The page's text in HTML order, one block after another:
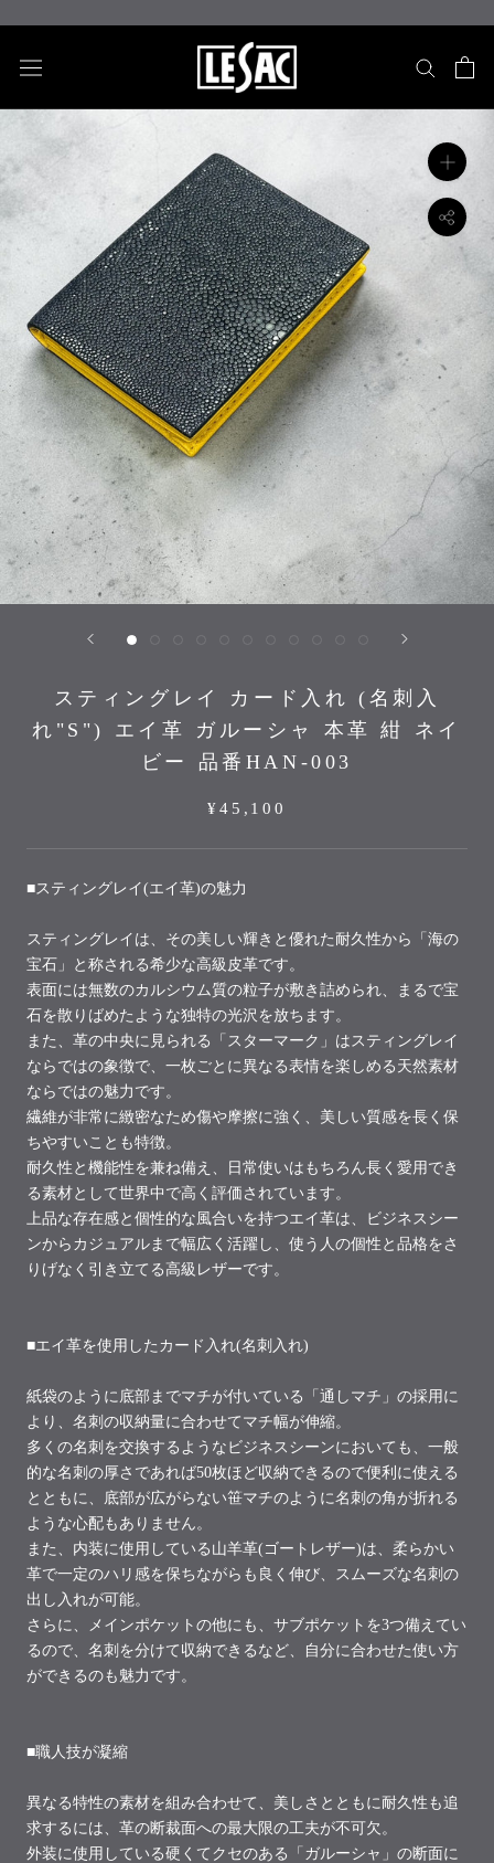
ッ
し
テ
移
動
す
る
スティングレイ カード入れ (名刺入
れ"S") エイ革 ガルーシャ 本革 紺 ネイ
ビー 品番HAN-003
¥45,100
■スティングレイ(エイ革)の魅力
スティングレイは、その美しい輝きと優れた耐久性から「海の
宝石」と称される希少な高級皮革です。
表面には無数のカルシウム質の粒子が敷き詰められ、まるで宝
石を散りばめたような独特の光沢を放ちます。
また、革の中央に見られる「スターマーク」はスティングレイ
ならではの象徴で、一枚ごとに異なる表情を楽しめる天然素材
ならではの魅力です。
繊維が非常に緻密なため傷や摩擦に強く、美しい質感を長く保
ちやすいことも特徴。
耐久性と機能性を兼ね備え、日常使いはもちろん長く愛用でき
る素材として世界中で高く評価されています。
上品な存在感と個性的な風合いを持つエイ革は、ビジネスシー
ンからカジュアルまで幅広く活躍し、使う人の個性と品格をさ
りげなく引き立てる高級レザーです。
■エイ革を使用したカード入れ(名刺入れ)
紙袋のように底部までマチが付いている「通しマチ」の採用に
より、名刺の収納量に合わせてマチ幅が伸縮。
多くの名刺を交換するようなビジネスシーンにおいても、一般
的な名刺の厚さであれば50枚ほど収納できるので便利に使える
とともに、底部が広がらない笹マチのように名刺の角が折れる
ような心配もありません。
また、内装に使用している山羊革(ゴートレザー)は、柔らかい
革で一定のハリ感を保ちながらも良く伸び、スムーズな名刺の
出し入れが可能。
さらに、メインポケットの他にも、サブポケットを3つ備えてい
るので、名刺を分けて収納できるなど、自分に合わせた使い方
ができるのも魅力です。
■職人技が凝縮
異なる特性の素材を組み合わせて、美しさとともに耐久性も追
求するには、革の断裁面への最大限の工夫が不可欠。
外装に使用している硬くてクセのある「ガルーシャ」の断面に